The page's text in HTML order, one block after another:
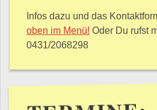
Infos dazu und das
oben im Menü! Oder Du rufst
0431/2068298